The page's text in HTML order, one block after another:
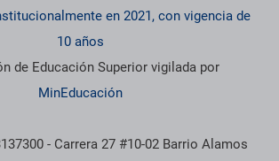
en 2021, con vigencia de
10 años
de Educación Superior vigilada por
MinEducación
- Carrera 27 #10-02 Barrio Alamos